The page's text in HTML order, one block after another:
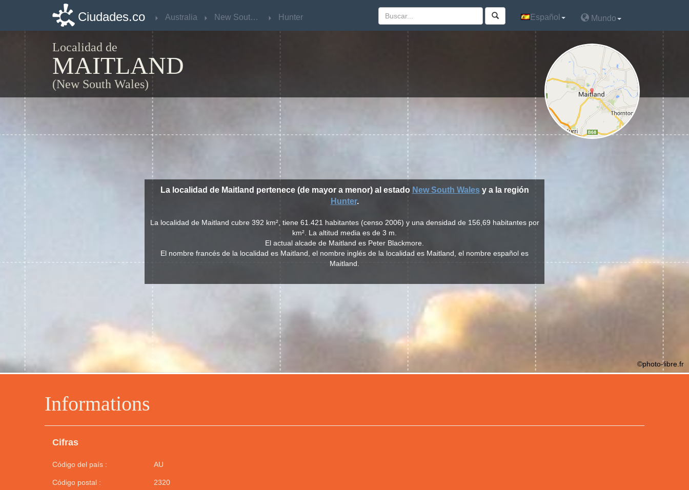
Ciudades.co Australia New South Wales Hunter Español Mundo
Localidad de
MAITLAND
(New South Wales)
Informations
Cifras
Código del país : AU
Código postal : 2320
La localidad de Maitland pertenece (de mayor a menor) al estado New South Walesy a la región
Hunter.
La localidad de Maitland cubre 392 km², tiene 61.421 habitantes (censo 2006) y una densidad de 156,69 habitantes por
km². La altitud media es de 3 m.
El actual alcade de Maitland es Peter Blackmore.
El nombre francés de la localidad es Maitland, el nombre inglés de la localidad es Maitland, el nombre español es
Maitland.
©photo-libre.fr
Ciudades.co Australia New South Wales Hunter Español Mundo